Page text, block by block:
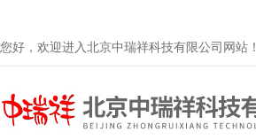
您好，欢迎进入北京中瑞祥科技有限公司网站！